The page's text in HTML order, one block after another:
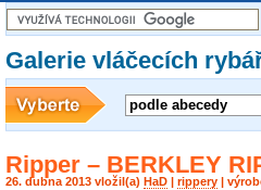
Galerie vláčecích
podle abecedy
Ripper – BERKLEY
26. dubna 2013 vložil(a) HaD rippery |